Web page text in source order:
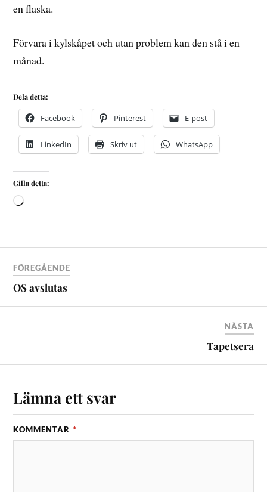
en flaska.
Förvara i kylskåpet och utan problem kan den stå i en
månad.
Dela detta:
Facebook Pinterest E-post
LinkedIn Skriv ut WhatsApp
Gilla detta:
FÖREGÅENDE
OS avslutas
NÄSTA
Tapetsera
Lämna ett svar
KOMMENTAR *